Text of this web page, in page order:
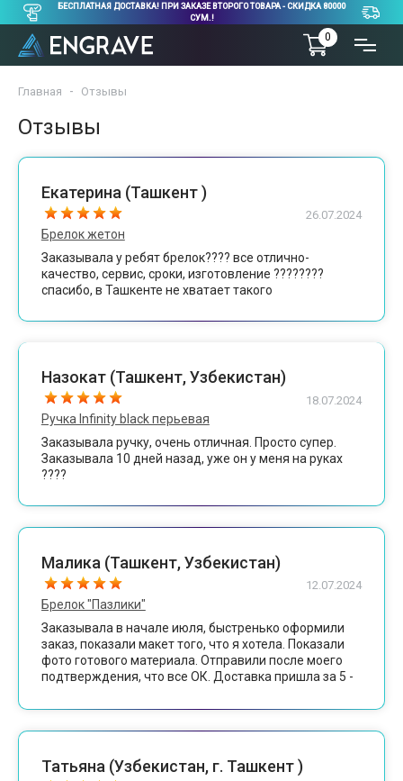
БЕСПЛАТНАЯ ДОСТАВКА! ПРИ ЗАКАЗЕ ВТОРОГО ТОВАРА - СКИДКА 80000
СУМ.!
0
Главная Отзывы
Отзывы
Екатерина (Ташкент )
26.07.2024
Брелок жетон
Заказывала у ребят брелок???? все отлично-
качество, сервис, сроки, изготовление ????????
спасибо, в Ташкенте не хватает такого
Назокат (Ташкент, Узбекистан)
18.07.2024
Ручка Infinity black перьевая
Заказывала ручку, очень отличная. Просто супер.
Заказывала 10 дней назад, уже он у меня на руках
????
Малика (Ташкент, Узбекистан)
12.07.2024
Брелок "Пазлики"
Заказывала в начале июля, быстренько оформили
заказ, показали макет того, что я хотела. Показали
фото готового материала. Отправили после моего
подтверждения, что все ОК. Доставка пришла за 5 -
качественно и оооочень круто! Спасибо команде
Татьяна (Узбекистан, г. Ташкент )